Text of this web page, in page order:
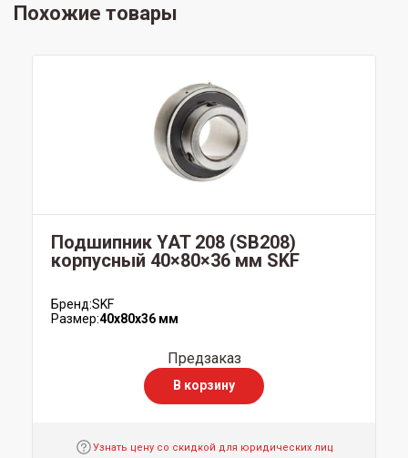
Похожие товары
Подшипник YAT 208 (SB208)
корпусный 40×80×36 мм SKF
Бренд:SKF
Размер:40x80x36 мм
Предзаказ
В корзину
Узнать цену со скидкой для юридических лиц